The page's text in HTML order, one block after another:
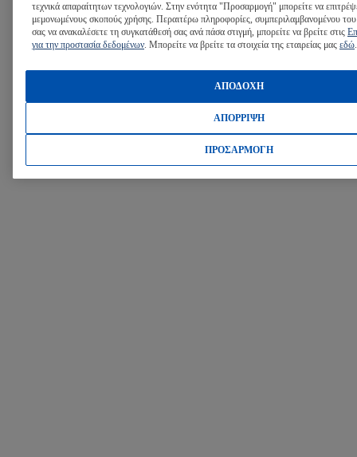
Όροι προστασίας δεδομένων & Πολιτική
Cookies
τεχνικά απαραίτητων τεχνολογιών. Στην ενότητα "Προσαρμογή" μπορείτε να
μεμονωμένους σκοπούς χρήσης. Περαιτέρω πληροφορίες, συμπεριλαμβανομένου
σας να ανακαλέσετε τη συγκατάθεσή σας ανά πάσα στιγμή, μπορείτε να βρείτε στις
για την προστασία δεδομένων. Μπορείτε να βρείτε τα στοιχεία της εταιρείας μας εδώ.
ΑΠΟΡΡΙΨΗ
ΑΠΟΔΟΧΗ
ΠΡΟΣΑΡΜΟΓΗ